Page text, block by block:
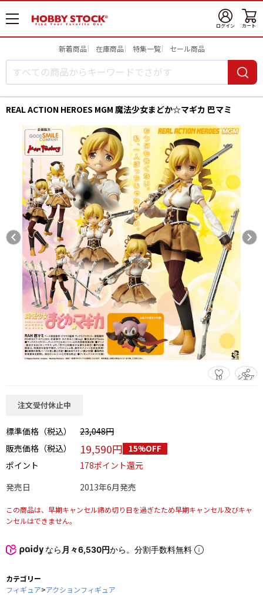
メ
ニ
開
ログイン カート
新着商品 在庫商品 特集一覧 セール商品
REAL ACTION HEROES MGM 魔法少女まどか☆マギカ 巴マミ
10 シェア
この商品をシェアする
注文受付休止中
標準価格（税込）
23,048円
販売価格（税込）
19,590円 15%OFF
ポイント
178ポイント還元
発売日
2013年6月発売
この商品は、早期キャンセル締め切り日を過ぎたため早期キャンセル及びキャ
ンセルはできません。
なら 月々6,530円から。分割手数料無料
カテゴリー
フィギュア>アクションフィギュア